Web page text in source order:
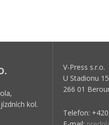
kol.
V-Press s.r.o.
U Stadionu
266 01
Telefon: